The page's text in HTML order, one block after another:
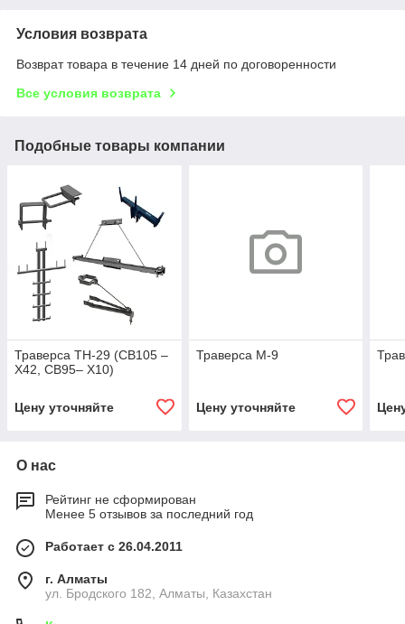
Условия возврата
Возврат товара в течение 14 дней по договоренности
Все условия возврата
Подобные товары компании
Траверса ТН-29 (СВ105 –
Х42, СВ95– Х10)
Цену уточняйте
Траверса М-9
Цену уточняйте
О нас
Рейтинг не сформирован
Менее 5 отзывов за последний год
Работает с 26.04.2011
г. Алматы
ул. Бродского 182, Алматы, Казахстан